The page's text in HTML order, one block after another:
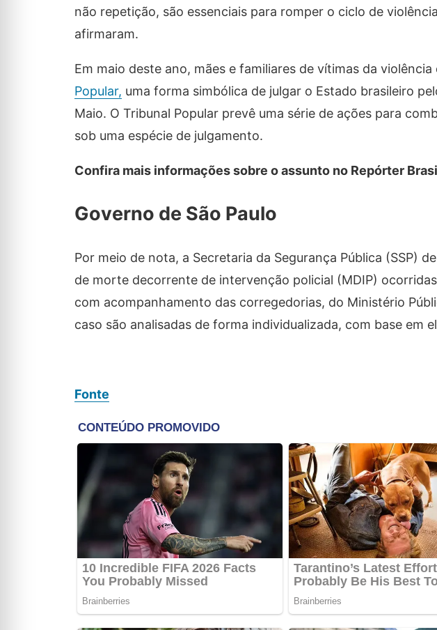
não repetição, são essenciais para romper o ciclo de
afirmaram.
Em maio deste ano, mães e familiares de vítimas da violência
Popular, uma forma simbólica de julgar o Estado brasileiro
Maio. O Tribunal Popular prevê uma série de ações para
sob uma espécie de julgamento.
Confira mais informações sobre o assunto no Repórter
Governo de São Paulo
Por meio de nota, a Secretaria da Segurança Pública (SSP)
de morte decorrente de intervenção policial (MDIP)
com acompanhamento das corregedorias, do Ministério
caso são analisadas de forma individualizada, com base em
Fonte